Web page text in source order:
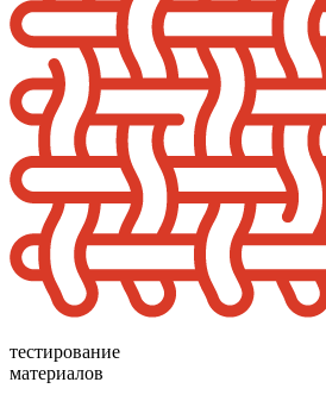
тестирование
материалов